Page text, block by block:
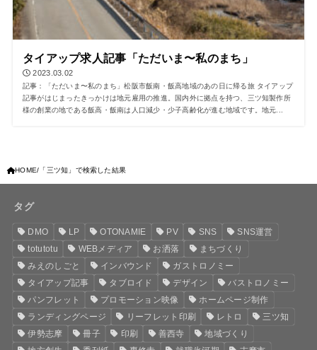
タイアップ求人記事「ただいま〜私のまち」
2023.03.02
記事：「ただいま〜私のまち」松阪市飯南・飯高地域のあの日に帰る旅 タイアップ
記事がはじまったきっかけは地元雇用の推進。国内外に拠点を持つ、三ツ知製作所
様の創業の地である飯高・飯南は人口減少・少子高齢化が進む地域です。地元...
HOME 「三ツ知」で検索した結果
タグ
DMO LP OTONAMIE PV SNS
SNS運営
totutotu
WEBメディア お洒落
まちづくり
みえのしごと
インバウンド
ガストロノミー
タイアップ記事
タブロイド デザイン
バストロノミー
パンフレット
プロモーション映像
ホームページ制作
ランディングページ
リーフレット印刷 レトロ
三ツ知
伊勢志摩
冊子 印刷 善西寺
地域づくり